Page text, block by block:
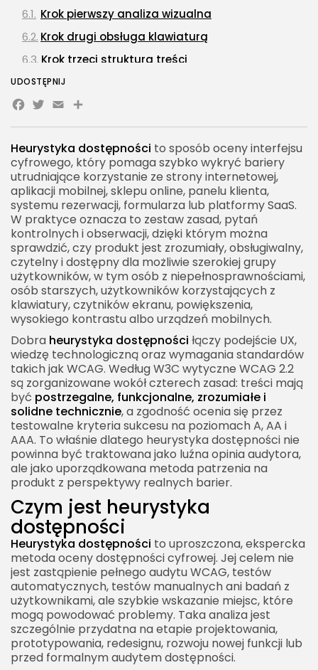
Heurystyka dostępności to sposób oceny interfejsu
cyfrowego, który pomaga szybko wykryć bariery
utrudniające korzystanie ze strony internetowej,
aplikacji mobilnej, sklepu online, panelu klienta,
systemu rezerwacji, formularza lub platformy SaaS.
W praktyce oznacza to zestaw zasad, pytań
kontrolnych i obserwacji, dzięki którym można
sprawdzić, czy produkt jest zrozumiały, obsługiwalny,
czytelny i dostępny dla możliwie szerokiej grupy
użytkowników, w tym osób z niepełnosprawnościami,
osób starszych, użytkowników korzystających z
klawiatury, czytników ekranu, powiększenia,
wysokiego kontrastu albo urządzeń mobilnych.
Dobra heurystyka dostępności łączy podejście UX,
wiedzę technologiczną oraz wymagania standardów
takich jak WCAG. Według W3C wytyczne WCAG 2.2
są zorganizowane wokół czterech zasad: treści mają
być postrzegalne, funkcjonalne, zrozumiałe i
solidne technicznie, a zgodność ocenia się przez
testowalne kryteria sukcesu na poziomach A, AA i
AAA. To właśnie dlatego heurystyka dostępności nie
powinna być traktowana jako luźna opinia audytora,
ale jako uporządkowana metoda patrzenia na
produkt z perspektywy realnych barier.
Czym jest heurystyka
dostępności
Heurystyka dostępności to uproszczona, ekspercka
metoda oceny dostępności cyfrowej. Jej celem nie
jest zastąpienie pełnego audytu WCAG, testów
automatycznych, testów manualnych ani badań z
użytkownikami, ale szybkie wskazanie miejsc, które
mogą powodować problemy. Taka analiza jest
szczególnie przydatna na etapie projektowania,
prototypowania, redesignu, rozwoju nowej funkcji lub
przed formalnym audytem dostępności.
Krok pierwszy analiza wizualna
Krok drugi obsługa klawiaturą
Krok trzeci struktura treści
Krok czwarty komponenty dynamiczne
Krok piąty formularze
Heurystyka dostępności w projektowaniu stron
internetowych
Heurystyka dostępności w aplikacjach mobilnych
Heurystyka dostępności w e-commerce
Heurystyka dostępności w produktach SaaS
Heurystyka dostępności a automatyczne testy
Najczęstsze problemy wykrywane przez
heurystykę dostępności
Heurystyka dostępności a treść
Heurystyka dostępności w design systemie
Heurystyka dostępności na etapie prototypu
Heurystyka dostępności podczas developmentu
Heurystyka dostępności przed publikacją
Priorytetyzacja problemów dostępności
Heurystyka dostępności a odpowiedzialność
biznesowa
Jak stworzyć własną heurystykę dostępności
Przykładowe pytania w heurystyce dostępności
Heurystyka dostępności a język projektowy marki
Heurystyka dostępności jako proces ciągły
Rola ekspertów i użytkowników w heurystyce
dostępności
Korzyści z wdrożenia heurystyki dostępności
Heurystyka dostępności jako przewaga
jakościowa
UDOSTĘPNIJ
Facebook
Twitter
EmailShare